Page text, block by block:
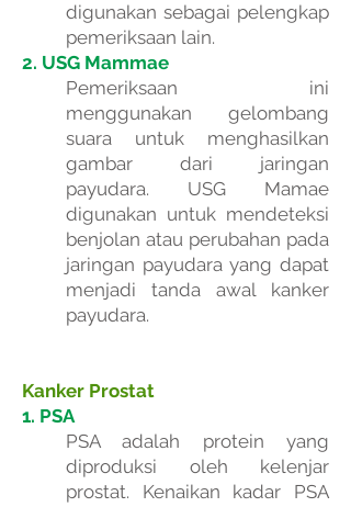
digunakan sebagai pelengkap
pemeriksaan lain.
2. USG Mammae
Pemeriksaan ini
menggunakan gelombang
suara untuk menghasilkan
gambar dari jaringan
payudara. USG Mamae
digunakan untuk mendeteksi
benjolan atau perubahan pada
jaringan payudara yang dapat
menjadi tanda awal kanker
payudara.
Kanker Prostat
1. PSA
PSA adalah protein yang
diproduksi oleh kelenjar
prostat. Kenaikan kadar PSA